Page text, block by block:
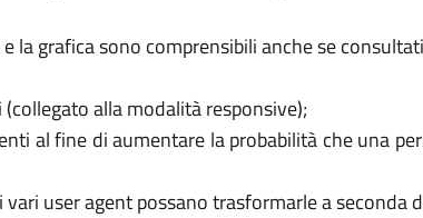
grafica sono comprensibili anche se
alla modalità responsive);
al fine di aumentare la probabilità che una
user agent possano trasformarle a seconda